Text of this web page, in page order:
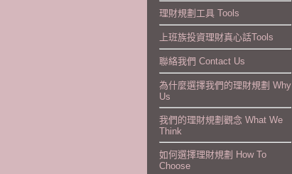
理財規劃工具 Tools
上班族投資理財真心話Tools
聯絡我們 Contact Us
為什麼選擇我們的理財規劃 Why
Us
我們的理財規劃觀念 What We
Think
如何選擇理財規劃 How To
Choose